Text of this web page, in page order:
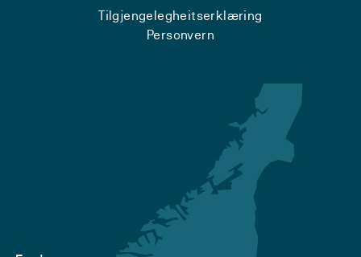
Tilgjengelegheitserklæring
Personvern